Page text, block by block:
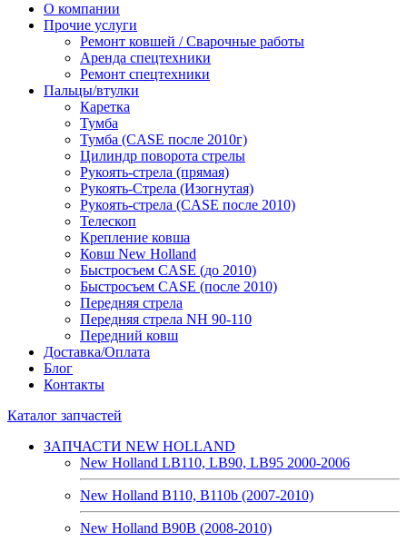
О компании
Прочие услуги
Ремонт ковшей / Сварочные работы
Аренда спецтехники
Ремонт спецтехники
Пальцы/втулки
Каретка
Тумба
Тумба (CASE после 2010г)
Цилиндр поворота стрелы
Рукоять-стрела (прямая)
Рукоять-Стрела (Изогнутая)
Рукоять-стрела (CASE после 2010)
Телескоп
Крепление ковша
Ковш New Holland
Быстросъем CASE (до 2010)
Быстросъем CASE (после 2010)
Передняя стрела
Передняя стрела NH 90-110
Передний ковш
Доставка/Оплата
Блог
Контакты
Каталог запчастей
ЗАПЧАСТИ NEW HOLLAND
New Holland LB110, LB90, LB95 2000-2006
New Holland B110, B110b (2007-2010)
New Holland B90B (2008-2010)